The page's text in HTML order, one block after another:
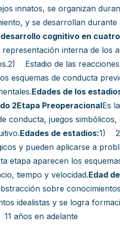
innatos, se organizan
y se desarrollan
cognitivo en
interna de los
Estadio de las
esquemas de conducta
Edades de los
2Etapa PreoperacionalEs
conducta, juegos
Edades de estadios:1)
y pueden aplicarse a
etapa aparecen los
tiempo y velocidad.Edad
sobre
idealistas y se logra
años en adelante